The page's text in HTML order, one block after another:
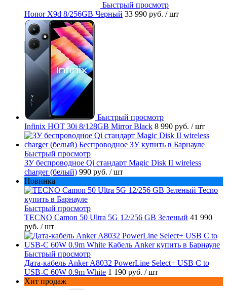
Быстрый просмотр
Honor X9d 8/256GB Черный 33 990 руб. / шт
Быстрый просмотр
Infinix HOT 30i 8/128GB Mirror Black 8 990 руб. / шт
Быстрый просмотр
ЗУ беспроводное Qi стандарт Magic Disk II wireless
charger (белый) 990 руб. / шт
Новинка
Быстрый просмотр
TECNO Camon 50 Ultra 5G 12/256 GB Зеленый 41 990
руб. / шт
Быстрый просмотр
Дата-кабель Anker A8032 PowerLine Select+ USB C to
USB-C 60W 0.9m White 1 190 руб. / шт
Хит продаж